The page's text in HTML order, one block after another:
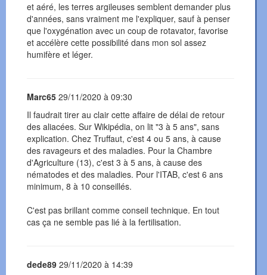
et aéré, les terres argileuses semblent demander plus
d'années, sans vraiment me l'expliquer, sauf à penser
que l'oxygénation avec un coup de rotavator, favorise
et accélère cette possibilité dans mon sol assez
humifère et léger.
Marc65 29/11/2020 à 09:30
Il faudrait tirer au clair cette affaire de délai de retour
des aliacées. Sur Wikipédia, on lit "3 à 5 ans", sans
explication. Chez Truffaut, c'est 4 ou 5 ans, à cause
des ravageurs et des maladies. Pour la Chambre
d'Agriculture (13), c'est 3 à 5 ans, à cause des
nématodes et des maladies. Pour l'ITAB, c'est 6 ans
minimum, 8 à 10 conseillés.
C'est pas brillant comme conseil technique. En tout
cas ça ne semble pas lié à la fertilisation.
dede89 29/11/2020 à 14:39